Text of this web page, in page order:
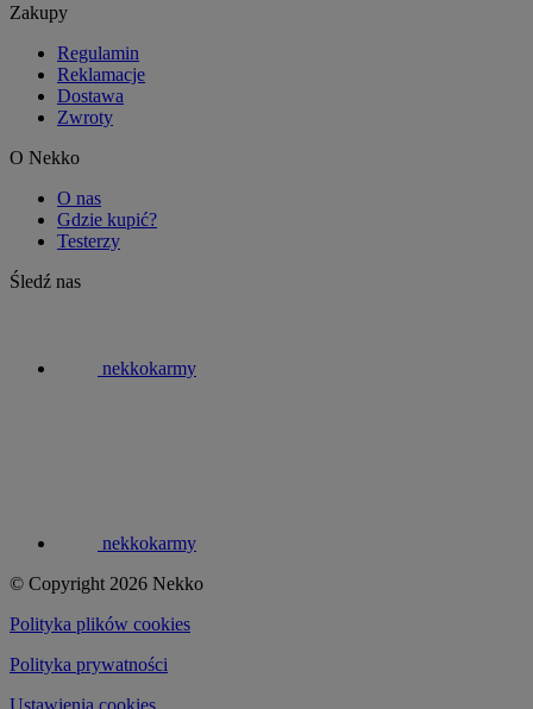
Zakupy
Regulamin
Reklamacje
Dostawa
Zwroty
O Nekko
O nas
Gdzie kupić?
Testerzy
Śledź nas
nekkokarmy
nekkokarmy
© Copyright 2026 Nekko
Polityka plików cookies
Polityka prywatności
Ustawienia cookies